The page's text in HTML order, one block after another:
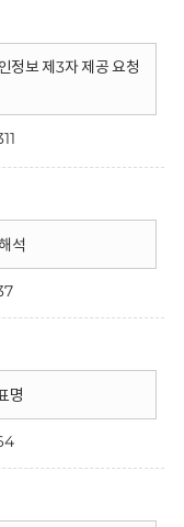
정보 제3자 제공 요청
석
명